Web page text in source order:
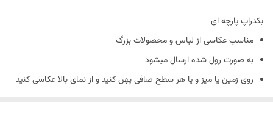
بکدراپ پارچه ای
مناسب عکاسی از لباس و محصولات بزرگ
به صورت رول شده ارسال میشود
روی زمین یا میز و یا هر سطح صافی پهن کنید و از نمای بالا عکاسی کنید